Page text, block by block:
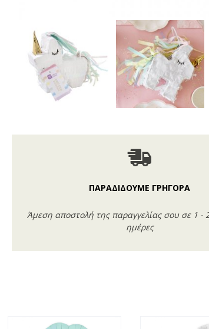
ΠΑΡΑΔΙΔΟΥΜΕ ΓΡΗΓΟΡΑ
Άμεση αποστολή της παραγγελίας σου σε 1 -
ημέρες